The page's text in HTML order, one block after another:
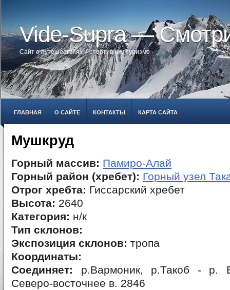
Vide-Supra —
Сайт о путешествиях и спортивном туризме
ГЛАВНАЯ О САЙТЕ КОНТАКТЫ КАРТА САЙТА
Мушкруд
Горный массив: Памиро-Алай
Горный район (хребет): Горный узел
Отрог хребта: Гиссарский хребет
Высота: 2640
Категория: н/к
Тип склонов:
Экспозиция склонов: тропа
Координаты:
Соединяет: р.Вармоник, р.Такоб - р.
Северо-восточнее в. 2846